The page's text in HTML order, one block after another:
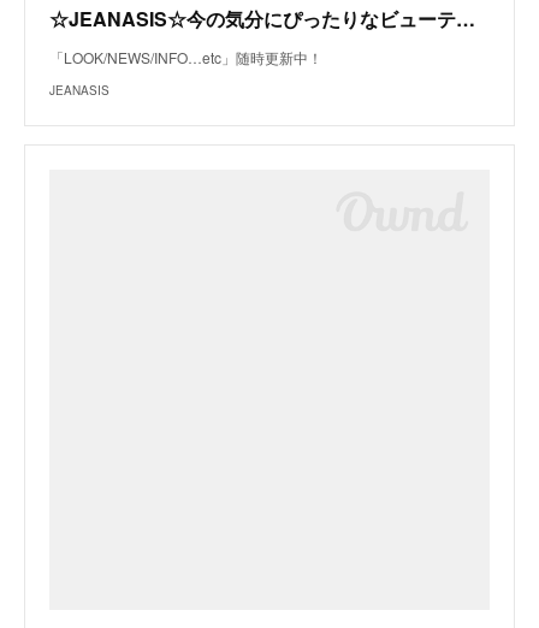
☆JEANASIS☆今の気分にぴったりなビューティー情報を配信中！
「LOOK/NEWS/INFO…etc」随時更新中！
JEANASIS